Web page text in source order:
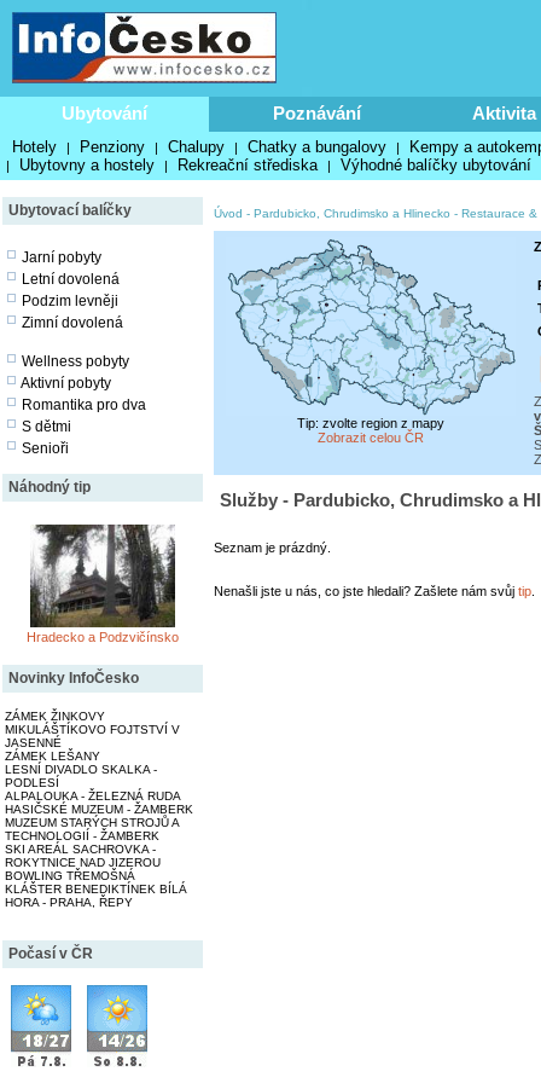
Ubytování Poznávání Aktivita
Hotely | Penziony | Chalupy | Chatky a bungalovy | Kempy a
| Ubytovny a hostely | Rekreační střediska | Výhodné balíčky ubytování
Ubytovací balíčky
Jarní pobyty
Letní dovolená
Podzim levněji
Zimní dovolená
Wellness pobyty
Aktivní pobyty
Romantika pro dva
S dětmi
Senioři
Náhodný tip
Hradecko a Podzvičínsko
Novinky InfoČesko
ZÁMEK ŽINKOVY
MIKULÁŠTÍKOVO FOJTSTVÍ V
JASENNÉ
ZÁMEK LEŠANY
LESNÍ DIVADLO SKALKA -
PODLESÍ
ALPALOUKA - ŽELEZNÁ RUDA
HASIČSKÉ MUZEUM - ŽAMBERK
MUZEUM STARÝCH STROJŮ A
TECHNOLOGIÍ - ŽAMBERK
SKI AREÁL SACHROVKA -
ROKYTNICE NAD JIZEROU
BOWLING TŘEMOŠNÁ
KLÁŠTER BENEDIKTÍNEK BÍLÁ
HORA - PRAHA, ŘEPY
Počasí v ČR
Úvod - Pardubicko, Chrudimsko a Hlinecko - Restaurace &
Tip: zvolte region z mapy
Zobrazit celou ČR
Služby - Pardubicko, Chrudimsko a
Seznam je prázdný.
Nenašli jste u nás, co jste hledali? Zašlete nám svůj tip